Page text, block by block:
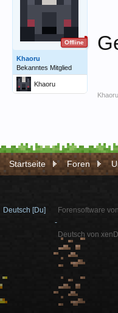
Offline
Khaoru
Bekanntes Mitglied
Khaoru
Khaoru
Startseite Foren
Deutsch [Du]
Forensoftware
-
Deutsch von